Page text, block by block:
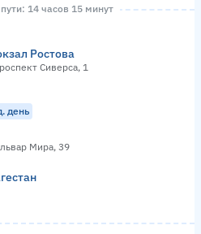
14 часов 15 минут
Ростова
Сиверса, 1
день
Мира, 39